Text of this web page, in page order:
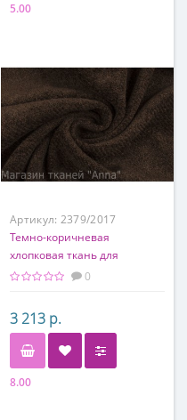
5.00
Артикул: 2379/2017
Темно-коричневая
хлопковая ткань для
кардигана
0
3 213 р.
8.00